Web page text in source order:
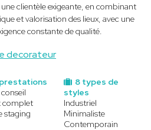
decorateur
clientèle exigeante, en combinant
et valorisation des lieux, avec une
constante de qualité.
8 types de
styles
Industriel
Minimaliste
Contemporain
prestations
complet
staging